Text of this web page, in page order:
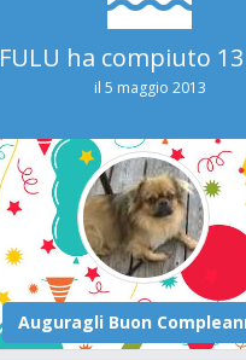
FULU ha compiuto
il 5 maggio 2013